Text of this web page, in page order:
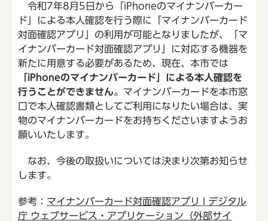
令和7年8月5日から「iPhoneのマイナンバーカー
ド」による本人確認を行う際に「マイナンバーカード
対面確認アプリ」の利用が可能となりましたが、「マ
イナンバーカード対面確認アプリ」に対応する機器を
新たに用意する必要があるため、現在、本市では
「iPhoneのマイナンバーカード」による本人確認を
行うことができません。 マイナンバーカードを本市窓
口で本人確認書類としてご利用になりたい場合は、実
物のマイナンバーカードをお持ちくださいますようお
願いいたします。
なお、今後の取扱いについては決まり次第お知らせ
します。
参考： マイナンバーカード対面確認アプリ | デジタル
庁 ウェブサービス・アプリケーション（外部サイ